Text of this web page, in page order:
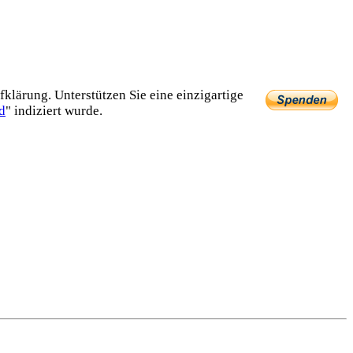
Unterstützen Sie eine einzig­artige
" indiziert wurde.